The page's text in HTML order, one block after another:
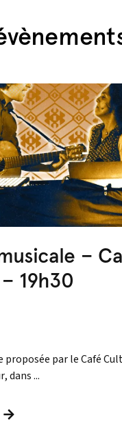
–
19h30
proposée par le Café
dans ...